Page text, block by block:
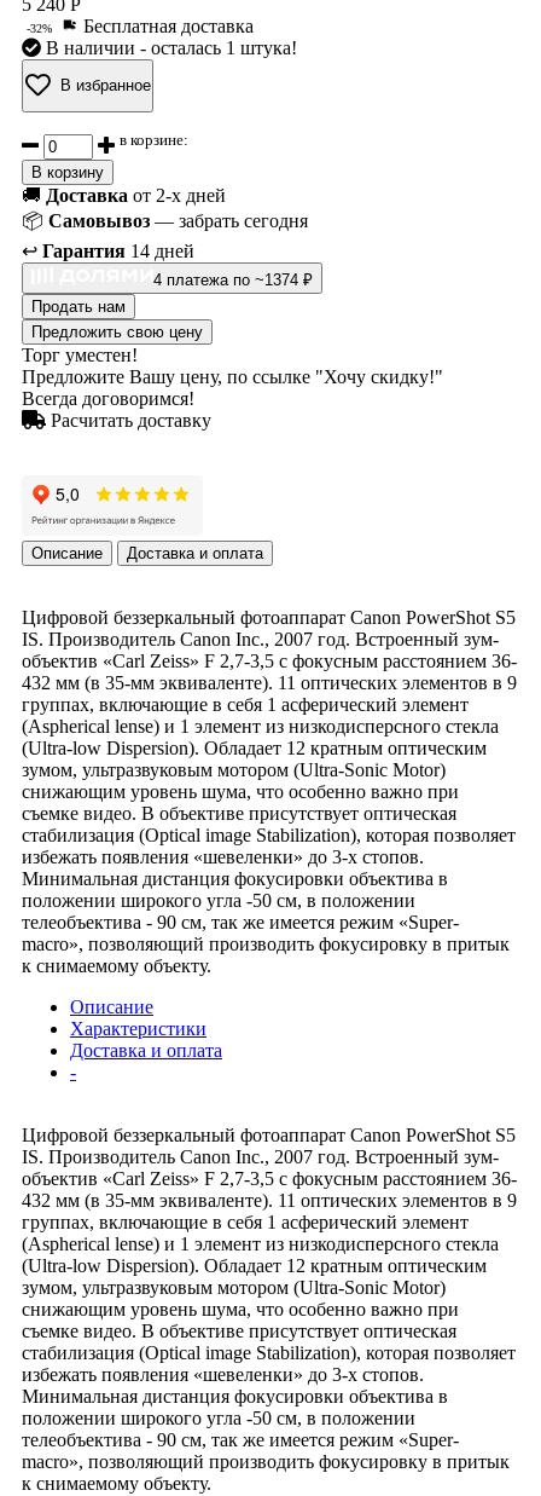
-32%
Бесплатная доставка
В наличии - осталась 1 штука!
В избранное
в корзине:
В корзину
🚚 Доставка от 2-х дней
📦 Самовывоз — забрать сегодня
↩️ Гарантия 14 дней
4 платежа по ~1374 ₽
Продать нам
Предложить свою цену
Торг уместен!
Предложите Вашу цену, по ссылке "Хочу скидку!"
Всегда договоримся!
Расчитать доставку
Описание Доставка и оплата
Цифровой беззеркальный фотоаппарат Canon PowerShot S5
IS. Производитель Canon Inc., 2007 год. Встроенный зум-
объектив «Carl Zeiss» F 2,7-3,5 с фокусным расстоянием 36-
432 мм (в 35-мм эквиваленте). 11 оптических элементов в 9
группах, включающие в себя 1 асферический элемент
(Aspherical lense) и 1 элемент из низкодисперсного стекла
(Ultra-low Dispersion). Обладает 12 кратным оптическим
зумом, ультразвуковым мотором (Ultra-Sonic Motor)
снижающим уровень шума, что особенно важно при
съемке видео. В объективе присутствует оптическая
стабилизация (Optical image Stabilization), которая позволяет
избежать появления «шевеленки» до 3-х стопов.
Минимальная дистанция фокусировки объектива в
положении широкого угла -50 см, в положении
телеобъектива - 90 см, так же имеется режим «Super-
macro», позволяющий производить фокусировку в притык
к снимаемому объекту.
Описание
Характеристики
Доставка и оплата
-
Цифровой беззеркальный фотоаппарат Canon PowerShot S5
IS. Производитель Canon Inc., 2007 год. Встроенный зум-
объектив «Carl Zeiss» F 2,7-3,5 с фокусным расстоянием 36-
432 мм (в 35-мм эквиваленте). 11 оптических элементов в 9
группах, включающие в себя 1 асферический элемент
(Aspherical lense) и 1 элемент из низкодисперсного стекла
(Ultra-low Dispersion). Обладает 12 кратным оптическим
зумом, ультразвуковым мотором (Ultra-Sonic Motor)
снижающим уровень шума, что особенно важно при
съемке видео. В объективе присутствует оптическая
стабилизация (Optical image Stabilization), которая позволяет
избежать появления «шевеленки» до 3-х стопов.
Минимальная дистанция фокусировки объектива в
положении широкого угла -50 см, в положении
телеобъектива - 90 см, так же имеется режим «Super-
macro», позволяющий производить фокусировку в притык
к снимаемому объекту.